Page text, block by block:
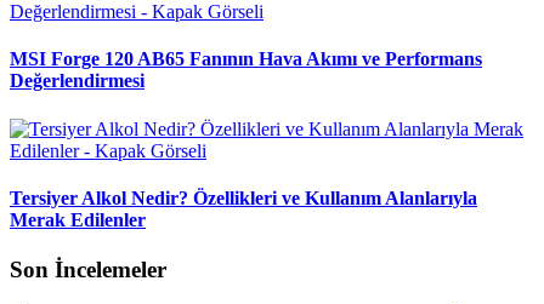
MSI Forge 120 AB65 Fanının Hava Akımı ve Performans
Değerlendirmesi
Tersiyer Alkol Nedir? Özellikleri ve Kullanım Alanlarıyla
Merak Edilenler
Son İncelemeler